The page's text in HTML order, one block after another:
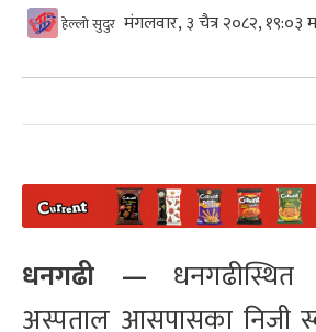
हेल्लो सुदुर मंगलवार, ३ चैत्र २०८२, १९:०३
धनगढी — धनगढीस्थित
अस्पताल आसपासका निजी